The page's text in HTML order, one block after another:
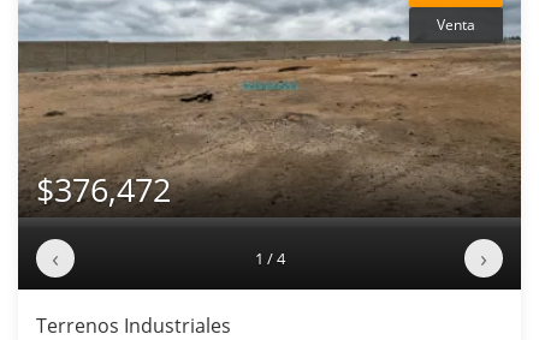
Venta
$376,472
‹ 1 / 4 ›
Terrenos Industriales